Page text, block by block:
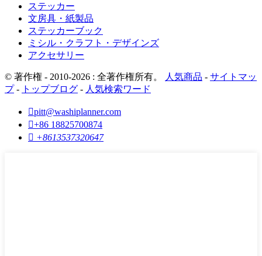
ステッカー
文房具・紙製品
ステッカーブック
ミシル・クラフト・デザインズ
アクセサリー
© 著作権 - 2010-2026 : 全著作権所有。 人気商品 - サイトマッ
プ- トップブログ - 人気検索ワード
pitt@washiplanner.com
+86 18825700874
 +8613537320647